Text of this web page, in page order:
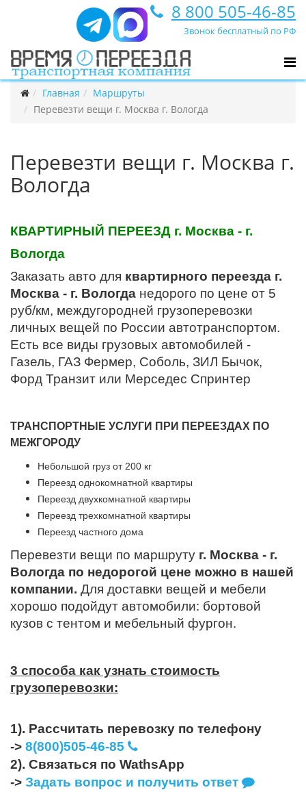
8 800 505-46-85
Звонок бесплатный по РФ
Главная
Маршруты
Перевезти вещи г. Москва г. Вологда
Перевезти вещи г. Москва г.
Вологда
КВАРТИРНЫЙ ПЕРЕЕЗД г. Москва - г.
Вологда
Заказать авто для квартирного переезда г.
Москва - г. Вологда недорого по цене от 5
руб/км, междугородней грузоперевозки
личных вещей по России автотранспортом.
Есть все виды грузовых автомобилей -
Газель, ГАЗ Фермер, Соболь, ЗИЛ Бычок,
Форд Транзит или Мерседес Спринтер
ТРАНСПОРТНЫЕ УСЛУГИ ПРИ ПЕРЕЕЗДАХ ПО
МЕЖГОРОДУ
Небольшой груз от 200 кг
Переезд однокомнатной квартиры
Переезд двухкомнатной квартиры
Переезд трехкомнатной квартиры
Переезд частного дома
Перевезти вещи по маршруту г. Москва - г.
Вологда по недорогой цене можно в нашей
компании. Для доставки вещей и мебели
хорошо подойдут автомобили: бортовой
кузов с тентом и мебельный фургон.
3 способа как узнать стоимость
грузоперевозки:
1). Рассчитать перевозку по телефону
-> 8(800)505-46-85
2). Связаться по WathsApp
-> Задать вопрос и получить ответ